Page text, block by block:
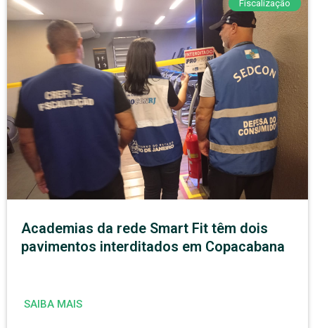
Fiscalização
Academias da rede Smart Fit têm dois
pavimentos interditados em Copacabana
SAIBA MAIS